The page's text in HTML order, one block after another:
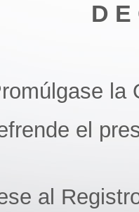
D E
la
el
al